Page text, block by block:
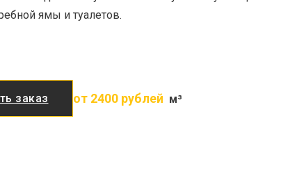
ямы и туалетов.
заказ от 2400 рублей м³